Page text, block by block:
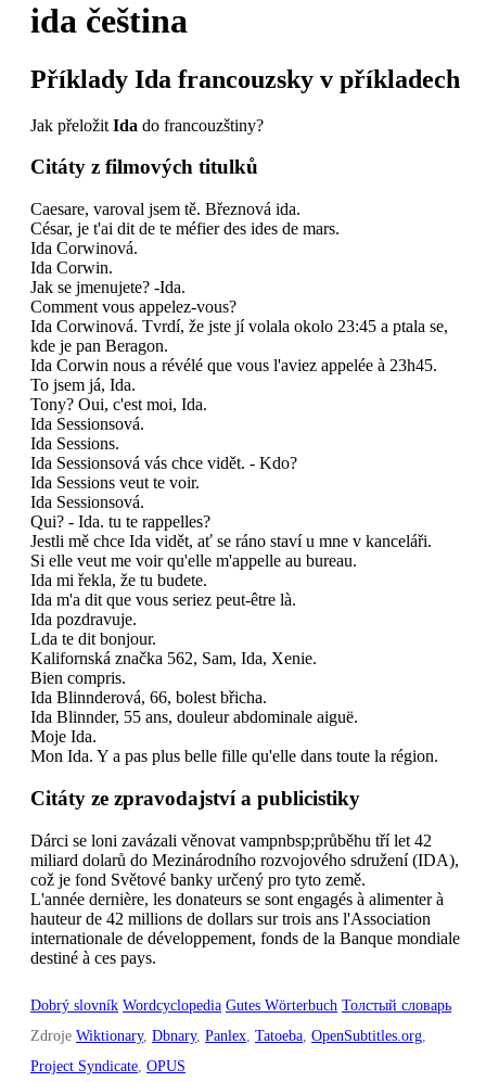
ida čeština
Příklady Ida francouzsky v příkladech
Jak přeložit Ida do francouzštiny?
Citáty z filmových titulků
Caesare, varoval jsem tě. Březnová ida.
César, je t'ai dit de te méfier des ides de mars.
Ida Corwinová.
Ida Corwin.
Jak se jmenujete? -Ida.
Comment vous appelez-vous?
Ida Corwinová. Tvrdí, že jste jí volala okolo 23:45 a ptala se,
kde je pan Beragon.
Ida Corwin nous a révélé que vous l'aviez appelée à 23h45.
To jsem já, Ida.
Tony? Oui, c'est moi, Ida.
Ida Sessionsová.
Ida Sessions.
Ida Sessionsová vás chce vidět. - Kdo?
Ida Sessions veut te voir.
Ida Sessionsová.
Qui? - Ida. tu te rappelles?
Jestli mě chce Ida vidět, ať se ráno staví u mne v kanceláři.
Si elle veut me voir qu'elle m'appelle au bureau.
Ida mi řekla, že tu budete.
Ida m'a dit que vous seriez peut-être là.
Ida pozdravuje.
Lda te dit bonjour.
Kalifornská značka 562, Sam, Ida, Xenie.
Bien compris.
Ida Blinnderová, 66, bolest břicha.
Ida Blinnder, 55 ans, douleur abdominale aiguë.
Moje Ida.
Mon Ida. Y a pas plus belle fille qu'elle dans toute la région.
Citáty ze zpravodajství a publicistiky
Dárci se loni zavázali věnovat vampnbsp;průběhu tří let 42
miliard dolarů do Mezinárodního rozvojového sdružení (IDA),
což je fond Světové banky určený pro tyto země.
L'année dernière, les donateurs se sont engagés à alimenter à
hauteur de 42 millions de dollars sur trois ans l'Association
internationale de développement, fonds de la Banque mondiale
destiné à ces pays.
Dobrý slovník Wordcyclopedia Gutes Wörterbuch Толстый словарь
Zdroje Wiktionary, Dbnary, Panlex Tatoeba OpenSubtitles.org
Project Syndicate OPUS